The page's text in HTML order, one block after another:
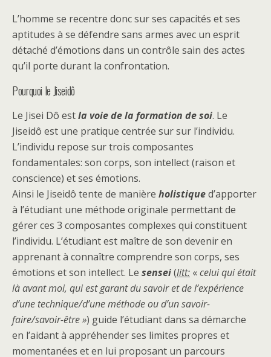
L’homme se recentre donc sur ses capacités et ses
aptitudes à se défendre sans armes avec un esprit
détaché d’émotions dans un contrôle sain des actes
qu’il porte durant la confrontation.
Pourquoi le Jiseidô
Le Jisei Dô estla voie de la formation de soi. Le
Jiseidô est une pratique centrée sur sur l’individu.
L’individu repose sur trois composantes
fondamentales: son corps, son intellect (raison et
conscience) et ses émotions.
Ainsi le Jiseidô tente de manière holistiqued’apporter
à l’étudiant une méthode originale permettant de
gérer ces 3 composantes complexes qui constituent
l’individu. L’étudiant est maître de son devenir en
apprenant à connaître comprendre son corps, ses
émotions et son intellect. Le sensei(litt: «celui qui était
là avant moi, qui est garant du savoir et de l’expérience
d’une technique/d’une méthode ou d’un savoir-
faire/savoir-être ») guide l’étudiant dans sa démarche
en l’aidant à appréhender ses limites propres et
momentanées et en lui proposant un parcours